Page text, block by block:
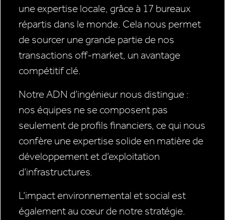
une expertise locale, grâce à 17 bureaux
répartis dans le monde. Cela nous permet
de sourcer une grande partie de nos
transactions off-market, un avantage
compétitif clé.
Notre ADN d’ingénieur nous distingue :
nos équipes ne se composent pas
seulement de profils financiers, ce qui nous
confère une expertise solide en matière de
développement et d’exploitation
d’infrastructures.
L’impact environnemental et social est
également au cœur de notre stratégie.